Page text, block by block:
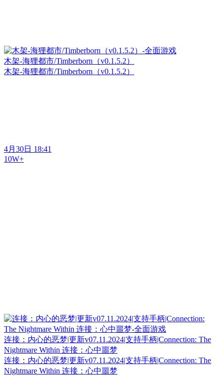
木架-海狸都市/Timberborn（v0.1.5.2）
木架-海狸都市/Timberborn（v0.1.5.2）
4月30日 18:41
10W+
连接：内心的恶梦|更新v07.11.2024|支持手柄|Connection: The
Nightmare Within 连接：心中噩梦
连接：内心的恶梦|更新v07.11.2024|支持手柄|Connection: The
Nightmare Within 连接：心中噩梦